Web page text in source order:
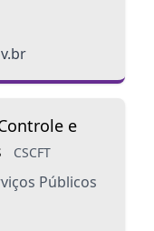
e
CSCFT
Públicos